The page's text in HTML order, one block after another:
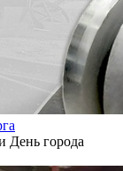
День города